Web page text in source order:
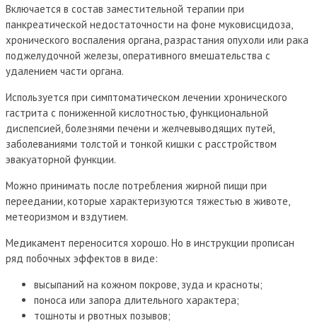
Включается в состав заместительной терапии при
панкреатической недостаточности на фоне муковисцидоза,
хронического воспаления органа, разрастания опухоли или рака
поджелудочной железы, оперативного вмешательства с
удалением части органа.
Используется при симптоматическом лечении хронического
гастрита с пониженной кислотностью, функциональной
диспепсией, болезнями печени и желчевыводящих путей,
заболеваниями толстой и тонкой кишки с расстройством
эвакуаторной функции.
Можно принимать после потребления жирной пищи при
переедании, которые характеризуются тяжестью в животе,
метеоризмом и вздутием.
Медикамент переносится хорошо. Но в инструкции прописан
ряд побочных эффектов в виде:
высыпаний на кожном покрове, зуда и красноты;
поноса или запора длительного характера;
тошноты и рвотных позывов;